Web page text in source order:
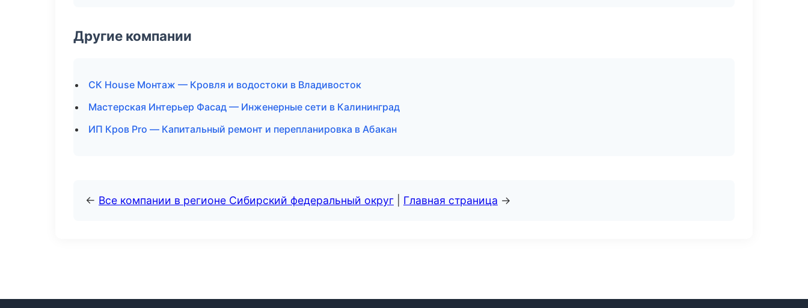
Другие компании
СК House Монтаж — Кровля и водостоки в Владивосток
Мастерская Интерьер Фасад — Инженерные сети в Калининград
ИП Кров Pro — Капитальный ремонт и перепланировка в Абакан
← Все компании в регионе Сибирский федеральный округ Главная страница →